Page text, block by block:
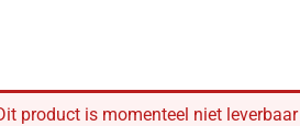
product is momenteel niet leverbaar